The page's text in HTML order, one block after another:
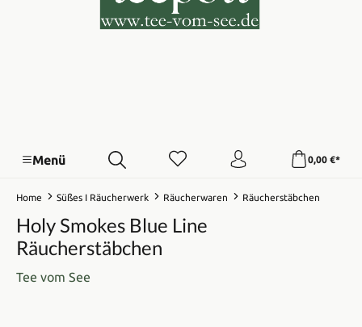
Menü 0,00 €*
Home Süßes I Räucherwerk Räucherwaren Räucherstäbchen
Holy Smokes Blue Line
Räucherstäbchen
Tee vom See